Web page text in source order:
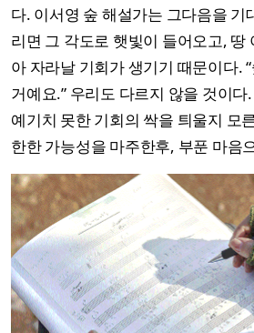
다. 이서영 숲 해설가는 그다음을 기
리면 그 각도로 햇빛이 들어오고, 땅
아 자라날 기회가 생기기 때문이다.
거예요.” 우리도 다르지 않을 것이
예기치 못한 기회의 싹을 틔울지 모
한한 가능성을 마주한후, 부푼 마음